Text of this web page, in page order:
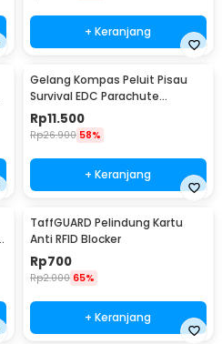
+ Keranjang
Gelang Kompas Peluit Pisau
Survival EDC Parachute
Bracelet - B002-6
Rp11.500
Rp26.900 58%
+ Keranjang
TaffGUARD Pelindung Kartu
Anti RFID Blocker
Rp700
Rp2.000 65%
+ Keranjang